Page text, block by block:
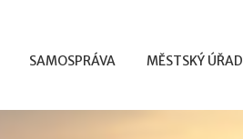
SAMOSPRÁVA MĚSTSKÝ ÚŘAD